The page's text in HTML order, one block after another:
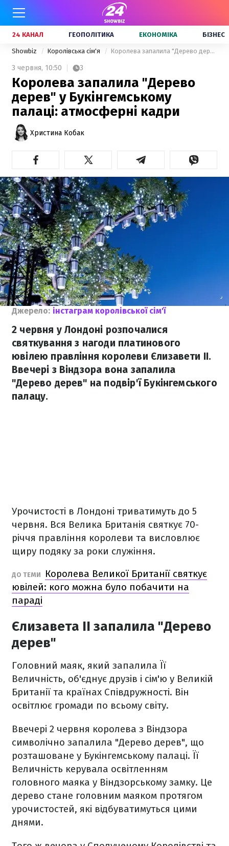
24 КАНАЛ ГЕОПОЛІТИКА ЕКОНОМІКА БІЗНЕС
Showbiz Королівська сім'я Королева запалила "Дерево дерев" у Букінгемському палаці: атмосферні кадри
3 червня, 10:50 3
Королева запалила "Дерево
дерев" у Букінгемському
палаці: атмосферні кадри
Христина Кобак
Джерело: інстаграм королівської сім'ї
2 червня у Лондоні розпочалися
святкування з нагоди платинового
ювілею правління королеви Єлизавети II.
Ввечері з Віндзора вона запалила
"Дерево дерев" на подвір'ї Букінгемського
палацу.
Урочистості в Лондоні триватимуть до 5
червня. Вся Велика Британія святкує 70-
річчя правління королеви та висловлює
щиру подяку за роки служіння.
ДО ТЕМИ
Королева Великої Британії святкує
ювілей: кого можна було побачити на
параді
Єлизавета II запалила "Дерево
дерев"
Головний маяк, який запалила Її
Величність, об'єднує друзів і сім'ю у Великій
Британії та країнах Співдружності. Він
освітлює громади по всьому світу.
Ввечері 2 червня королева з Віндзора
символічно запалила "Дерево дерев", що
розташоване у Букінгемському палаці. Її
Величність керувала освітленням
головного маяка у Віндзорському замку. Це
дерево стане головним маяком протягом
урочистостей, які відбуватимуться цими
днями.